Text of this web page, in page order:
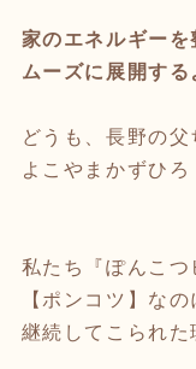
家のエネルギー
ムーズに展開す
どうも、長野の
よこやまかずひろ
私たち『ぽんこ
【ポンコツ】な
継続してこられた